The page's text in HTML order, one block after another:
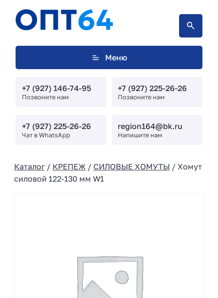
Меню
+7 (927) 146-74-95
Позвоните нам
+7 (927) 225-26-26
Позвоните нам
+7 (927) 225-26-26
Чат в WhatsApp
region164@bk.ru
Напишите нам
Каталог/ КРЕПЕЖ/ СИЛОВЫЕ ХОМУТЫ / Хомут
силовой 122-130 мм W1